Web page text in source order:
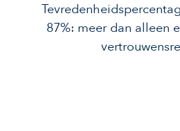
87%: meer dan alleen